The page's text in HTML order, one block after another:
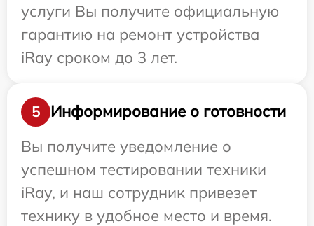
услуги Вы получите официальную
гарантию на ремонт устройства
iRay сроком до 3 лет.
5
Информирование о готовности
Вы получите уведомление о
успешном тестировании техники
iRay, и наш сотрудник привезет
технику в удобное место и время.